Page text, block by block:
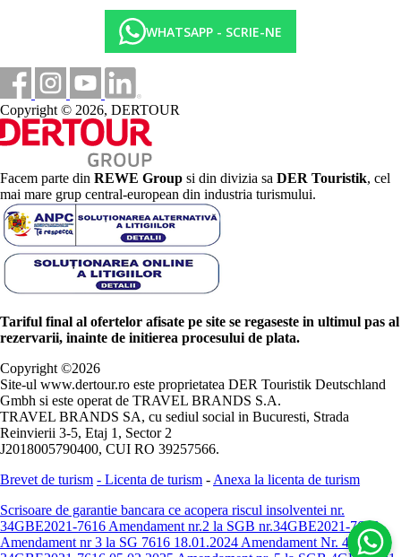
WHATSAPP - SCRIE-NE
Copyright © 2026, DERTOUR
Facem parte din REWE Group si din divizia sa DER Touristik, cel
mai mare grup central-european din industria turismului.
Tariful final al ofertelor afisate pe site se regaseste in ultimul pas al
rezervarii, inainte de initierea procesului de plata.
Copyright ©2026
Site-ul www.dertour.ro este proprietatea DER Touristik Deutschland
Gmbh si este operat de TRAVEL BRANDS S.A.
TRAVEL BRANDS SA, cu sediul social in Bucuresti, Strada
Reinvierii 3-5, Etaj 1, Sector 2
J2018005790400, CUI RO 39257566.
Brevet de turism - Licenta de turism - Anexa la licenta de turism
Scrisoare de garantie bancara ce acopera riscul insolventei nr.
34GBE2021-7616 Amendament nr.2 la SGB nr.34GBE2021-7616
Amendament nr 3 la SG 7616 18.01.2024 Amendament Nr. 4 -